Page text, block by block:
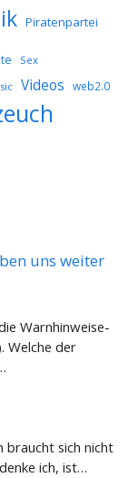
Piratenpartei
Sex
Videos web2.0
uns weiter
Warnhinweise-
Welche der
braucht sich nicht
ich, ist…